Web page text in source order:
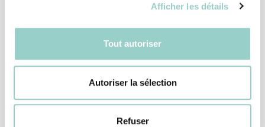
Afficher les détails
Tout autoriser
Autoriser la sélection
Refuser
Un papier peint
panoramique dans la cage